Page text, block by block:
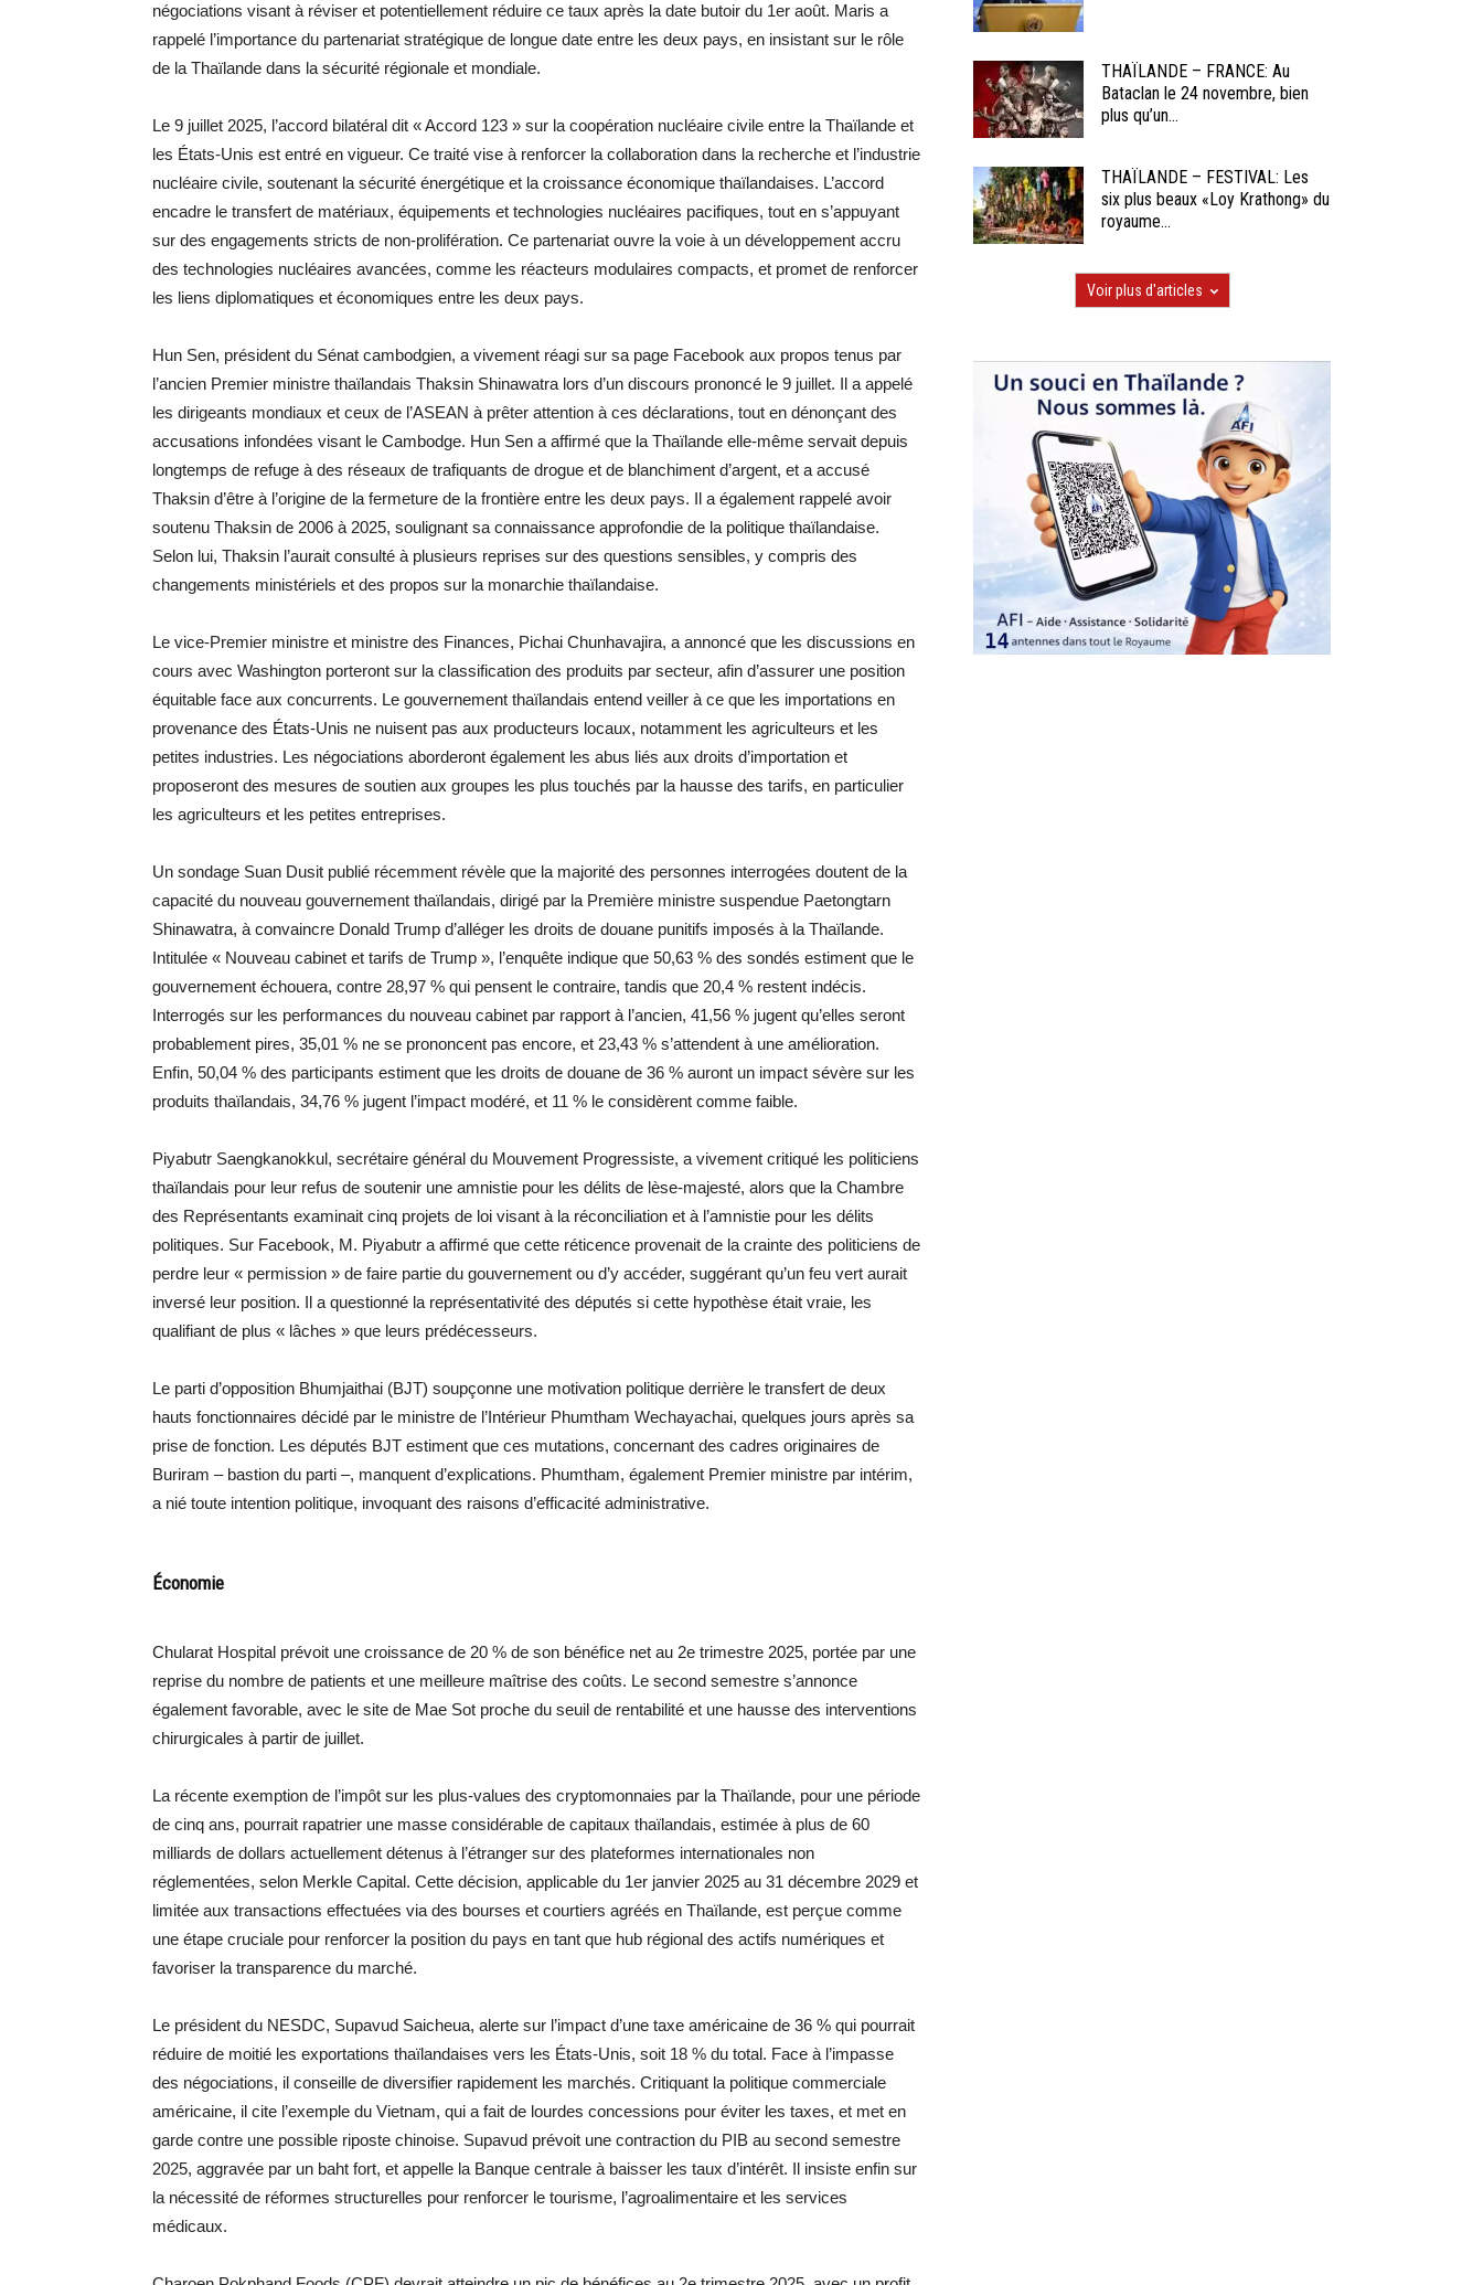
négociations visant à réviser et potentiellement réduire ce taux après la date butoir du 1er août. Maris a
rappelé l’importance du partenariat stratégique de longue date entre les deux pays, en insistant sur le rôle
de la Thaïlande dans la sécurité régionale et mondiale.
Le 9 juillet 2025, l’accord bilatéral dit « Accord 123 » sur la coopération nucléaire civile entre la Thaïlande et
les États-Unis est entré en vigueur. Ce traité vise à renforcer la collaboration dans la recherche et l’industrie
nucléaire civile, soutenant la sécurité énergétique et la croissance économique thaïlandaises. L’accord
encadre le transfert de matériaux, équipements et technologies nucléaires pacifiques, tout en s’appuyant
sur des engagements stricts de non-prolifération. Ce partenariat ouvre la voie à un développement accru
des technologies nucléaires avancées, comme les réacteurs modulaires compacts, et promet de renforcer
les liens diplomatiques et économiques entre les deux pays.
Hun Sen, président du Sénat cambodgien, a vivement réagi sur sa page Facebook aux propos tenus par
l’ancien Premier ministre thaïlandais Thaksin Shinawatra lors d’un discours prononcé le 9 juillet. Il a appelé
les dirigeants mondiaux et ceux de l’ASEAN à prêter attention à ces déclarations, tout en dénonçant des
accusations infondées visant le Cambodge. Hun Sen a affirmé que la Thaïlande elle-même servait depuis
longtemps de refuge à des réseaux de trafiquants de drogue et de blanchiment d’argent, et a accusé
Thaksin d’être à l’origine de la fermeture de la frontière entre les deux pays. Il a également rappelé avoir
soutenu Thaksin de 2006 à 2025, soulignant sa connaissance approfondie de la politique thaïlandaise.
Selon lui, Thaksin l’aurait consulté à plusieurs reprises sur des questions sensibles, y compris des
changements ministériels et des propos sur la monarchie thaïlandaise.
Le vice-Premier ministre et ministre des Finances, Pichai Chunhavajira, a annoncé que les discussions en
cours avec Washington porteront sur la classification des produits par secteur, afin d’assurer une position
équitable face aux concurrents. Le gouvernement thaïlandais entend veiller à ce que les importations en
provenance des États-Unis ne nuisent pas aux producteurs locaux, notamment les agriculteurs et les
petites industries. Les négociations aborderont également les abus liés aux droits d’importation et
proposeront des mesures de soutien aux groupes les plus touchés par la hausse des tarifs, en particulier
les agriculteurs et les petites entreprises.
Un sondage Suan Dusit publié récemment révèle que la majorité des personnes interrogées doutent de la
capacité du nouveau gouvernement thaïlandais, dirigé par la Première ministre suspendue Paetongtarn
Shinawatra, à convaincre Donald Trump d’alléger les droits de douane punitifs imposés à la Thaïlande.
Intitulée « Nouveau cabinet et tarifs de Trump », l’enquête indique que 50,63 % des sondés estiment que le
gouvernement échouera, contre 28,97 % qui pensent le contraire, tandis que 20,4 % restent indécis.
Interrogés sur les performances du nouveau cabinet par rapport à l’ancien, 41,56 % jugent qu’elles seront
probablement pires, 35,01 % ne se prononcent pas encore, et 23,43 % s’attendent à une amélioration.
Enfin, 50,04 % des participants estiment que les droits de douane de 36 % auront un impact sévère sur les
produits thaïlandais, 34,76 % jugent l’impact modéré, et 11 % le considèrent comme faible.
Piyabutr Saengkanokkul, secrétaire général du Mouvement Progressiste, a vivement critiqué les politiciens
thaïlandais pour leur refus de soutenir une amnistie pour les délits de lèse-majesté, alors que la Chambre
des Représentants examinait cinq projets de loi visant à la réconciliation et à l’amnistie pour les délits
politiques. Sur Facebook, M. Piyabutr a affirmé que cette réticence provenait de la crainte des politiciens de
perdre leur « permission » de faire partie du gouvernement ou d’y accéder, suggérant qu’un feu vert aurait
inversé leur position. Il a questionné la représentativité des députés si cette hypothèse était vraie, les
qualifiant de plus « lâches » que leurs prédécesseurs.
Le parti d’opposition Bhumjaithai (BJT) soupçonne une motivation politique derrière le transfert de deux
hauts fonctionnaires décidé par le ministre de l’Intérieur Phumtham Wechayachai, quelques jours après sa
prise de fonction. Les députés BJT estiment que ces mutations, concernant des cadres originaires de
Buriram – bastion du parti –, manquent d’explications. Phumtham, également Premier ministre par intérim,
a nié toute intention politique, invoquant des raisons d’efficacité administrative.
Économie
Chularat Hospital prévoit une croissance de 20 % de son bénéfice net au 2e trimestre 2025, portée par une
reprise du nombre de patients et une meilleure maîtrise des coûts. Le second semestre s’annonce
également favorable, avec le site de Mae Sot proche du seuil de rentabilité et une hausse des interventions
chirurgicales à partir de juillet.
La récente exemption de l’impôt sur les plus-values des cryptomonnaies par la Thaïlande, pour une période
de cinq ans, pourrait rapatrier une masse considérable de capitaux thaïlandais, estimée à plus de 60
milliards de dollars actuellement détenus à l’étranger sur des plateformes internationales non
réglementées, selon Merkle Capital. Cette décision, applicable du 1er janvier 2025 au 31 décembre 2029 et
limitée aux transactions effectuées via des bourses et courtiers agréés en Thaïlande, est perçue comme
une étape cruciale pour renforcer la position du pays en tant que hub régional des actifs numériques et
favoriser la transparence du marché.
Le président du NESDC, Supavud Saicheua, alerte sur l’impact d’une taxe américaine de 36 % qui pourrait
réduire de moitié les exportations thaïlandaises vers les États-Unis, soit 18 % du total. Face à l’impasse
des négociations, il conseille de diversifier rapidement les marchés. Critiquant la politique commerciale
américaine, il cite l’exemple du Vietnam, qui a fait de lourdes concessions pour éviter les taxes, et met en
garde contre une possible riposte chinoise. Supavud prévoit une contraction du PIB au second semestre
2025, aggravée par un baht fort, et appelle la Banque centrale à baisser les taux d’intérêt. Il insiste enfin sur
la nécessité de réformes structurelles pour renforcer le tourisme, l’agroalimentaire et les services
médicaux.
THAÏLANDE – FRANCE: Au
Bataclan le 24 novembre, bien
plus qu’un...
THAÏLANDE – FESTIVAL: Les
six plus beaux «Loy Krathong» du
royaume...
Voir plus d'articles